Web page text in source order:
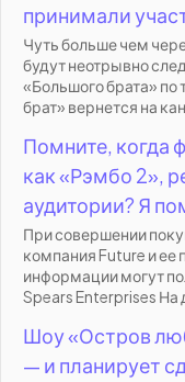
принимали
Чуть больше чем
будут неотрывно
«Большого брата»
брат» вернется на
Помните, когда
как «Рэмбо 2»,
аудитории? Я
При совершении
компания Future и
информации могут
Spears Enterprises На
Шоу «Остров
— и планирует